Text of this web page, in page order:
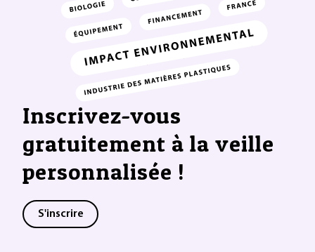
Inscrivez-vous
gratuitement à la veille
personnalisée !
S'inscrire